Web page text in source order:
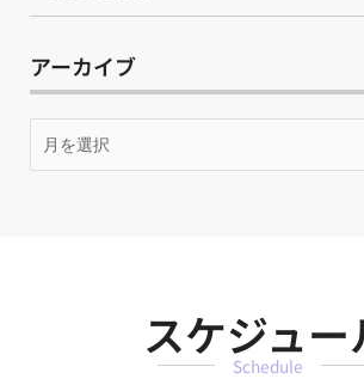
アーカイブ
ア
スケジュー
Schedule